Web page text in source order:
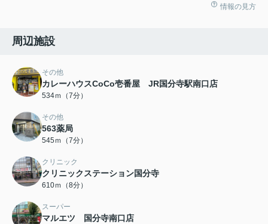
情報の見方
周辺施設
その他
カレーハウスCoCo壱番屋 JR国分寺駅南口店
534ｍ（7分）
その他
563薬局
545ｍ（7分）
クリニック
クリニックステーション国分寺
610ｍ（8分）
スーパー
マルエツ 国分寺南口店